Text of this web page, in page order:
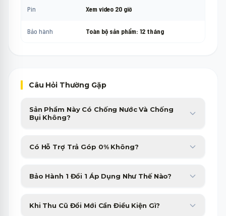
Pin Xem video 20 giờ
Bảo hành Toàn bộ sản phẩm: 12 tháng
Câu Hỏi Thường Gặp
Sản Phẩm Này Có Chống Nước Và Chống
Bụi Không?
Sản phẩm được trang bị chuẩn chống nước, chống bụi cao cấp,
giúp bạn yên tâm sử dụng trong nhiều điều kiện thời tiết.
Có Hỗ Trợ Trả Góp 0% Không?
Minh Phát Mobile hỗ trợ trả góp 0% qua thẻ tín dụng và các
công ty tài chính với thủ tục duyệt nhanh gọn trong 15 phút.
Bảo Hành 1 Đổi 1 Áp Dụng Như Thế Nào?
Sản phẩm bị lỗi phần cứng từ nhà sản xuất sẽ được đổi máy mới
tương đương trong 30 ngày đầu tiên không tốn phí.
Khi Thu Cũ Đổi Mới Cần Điều Kiện Gì?